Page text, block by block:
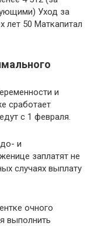
Уход за
лет 50 Маткапитал
и
сработает
с 1 февраля.
и
заплатят не
случаях выплату
очного
выполнить